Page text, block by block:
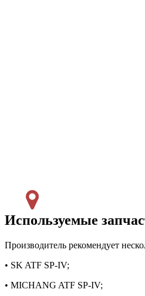
Используемые
Производитель рекомендует
• SK ATF SP-IV;
• MICHANG ATF SP-IV;